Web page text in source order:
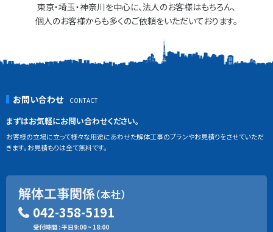
東京・埼玉・神奈川を中心に、法人のお客様はもちろん、
個人のお客様からも多くのご依頼をいただいております。
お問い合わせ
まずはお気軽にお問い合わせください。
お客様の立場に立って様々な用途にあわせた解体工事のプランやお見積りをさせていただ
きます。お見積もりは全て無料です。
解体工事関係（本社）
042-358-5191
受付時間 : 平日9:00 ~ 18:00